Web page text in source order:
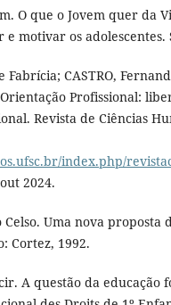
O que o Jovem quer da
motivar os adolescentes.
Fabrícia; CASTRO,
Profissional:
Revista de Ciências
index.php/
2024.
Celso. Uma nova
Cortez, 1992.
A questão da educação